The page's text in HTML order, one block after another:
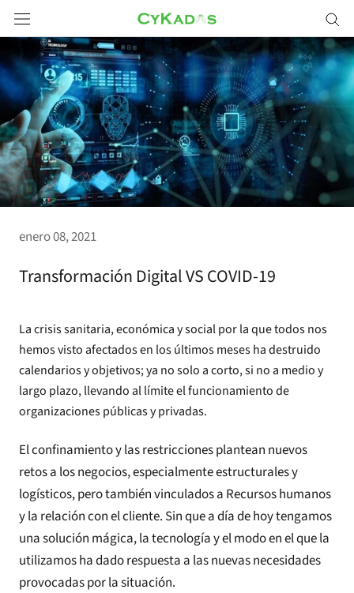
Saltar
a
contenido
enero 08, 2021
Transformación Digital VS COVID-19
La crisis sanitaria, económica y social por la que todos nos
hemos visto afectados en los últimos meses ha destruido
calendarios y objetivos; ya no solo a corto, si no a medio y
largo plazo, llevando al límite el funcionamiento de
organizaciones públicas y privadas.
El confinamiento y las restricciones plantean nuevos
retos a los negocios, especialmente estructurales y
logísticos, pero también vinculados a Recursos humanos
y la relación con el cliente. Sin que a día de hoy tengamos
una solución mágica, la tecnología y el modo en el que la
utilizamos ha dado respuesta a las nuevas necesidades
provocadas por la situación.